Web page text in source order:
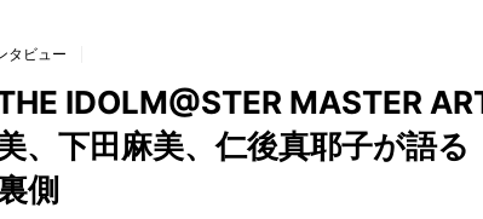
タビュー
THE IDOLM@STER MASTER
、下田麻美、仁後真耶子が語る
側